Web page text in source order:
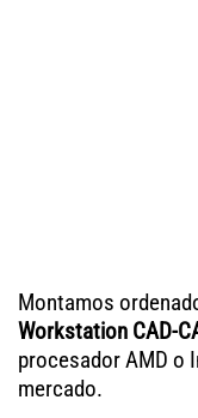
Montamos
Workstation CAD-
procesador AMD o
mercado.